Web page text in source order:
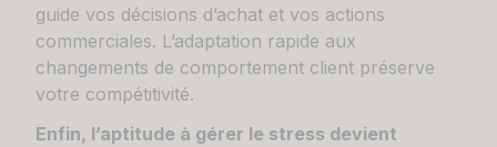
guide vos décisions d’achat et vos actions
commerciales. L’adaptation rapide aux
changements de comportement client préserve
votre compétitivité.
Enfin, l’aptitude à gérer le stress devient